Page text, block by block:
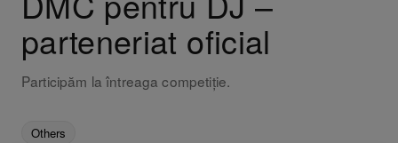
parteneriat oficial
Participăm la întreaga competiție.
Others